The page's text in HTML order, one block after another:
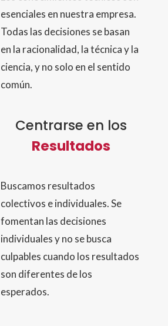
esenciales en nuestra empresa.
Todas las decisiones se basan
en la racionalidad, la técnica y la
ciencia, y no solo en el sentido
común.
Centrarse en los
Resultados
Buscamos resultados
colectivos e individuales. Se
fomentan las decisiones
individuales y no se busca
culpables cuando los resultados
son diferentes de los
esperados.